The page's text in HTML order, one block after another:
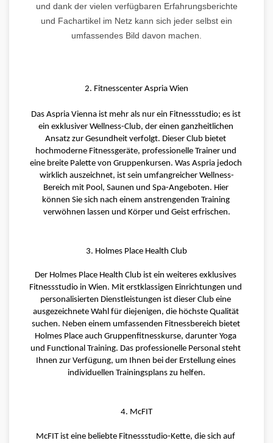
und dank der vielen verfügbaren Erfahrungsberichte
und Fachartikel im Netz kann sich jeder selbst ein
umfassendes Bild davon machen.
2. Fitnesscenter Aspria Wien
Das Aspria Vienna ist mehr als nur ein Fitnessstudio; es ist
ein exklusiver Wellness-Club, der einen ganzheitlichen
Ansatz zur Gesundheit verfolgt. Dieser Club bietet
hochmoderne Fitnessgeräte, professionelle Trainer und
eine breite Palette von Gruppenkursen. Was Aspria jedoch
wirklich auszeichnet, ist sein umfangreicher Wellness-
Bereich mit Pool, Saunen und Spa-Angeboten. Hier
können Sie sich nach einem anstrengenden Training
verwöhnen lassen und Körper und Geist erfrischen.
3. Holmes Place Health Club
Der Holmes Place Health Club ist ein weiteres exklusives
Fitnessstudio in Wien. Mit erstklassigen Einrichtungen und
personalisierten Dienstleistungen ist dieser Club eine
ausgezeichnete Wahl für diejenigen, die höchste Qualität
suchen. Neben einem umfassenden Fitnessbereich bietet
Holmes Place auch Gruppenfitnesskurse, darunter Yoga
und Functional Training. Das professionelle Personal steht
Ihnen zur Verfügung, um Ihnen bei der Erstellung eines
individuellen Trainingsplans zu helfen.
4. McFIT
McFIT ist eine beliebte Fitnessstudio-Kette, die sich auf